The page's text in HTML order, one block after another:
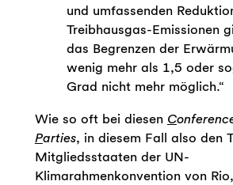
und umfassenden
Treibhausgas-Emissionen
das Begrenzen der
wenig mehr als 1,5 oder
Grad nicht mehr möglich.“
Wie so oft bei diesen C
Parties, in diesem Fall also den
Mitgliedsstaaten der UN-
Klimarahmenkonvention von